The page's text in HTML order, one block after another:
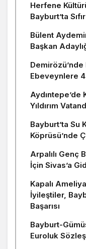
Herfene
Bayburt’ta
Bülent
Başkan
Ebeveynlere 4
Yıldırım
Bayburt’ta Su
Köprüsü’nde
Arpalılı Genç
İçin Sivas’a
Kapalı
İyileştiler,
Başarısı
Bayburt-
Euroluk